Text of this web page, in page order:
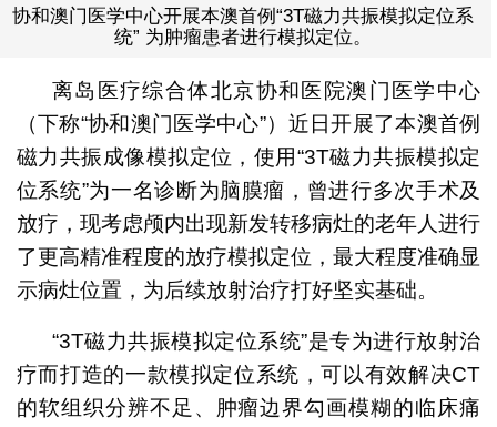
协和澳门医学中心开展本澳首例“3T磁力共振模拟定位系
统” 为肿瘤患者进行模拟定位。
离岛医疗综合体北京协和医院澳门医学中心
（下称“协和澳门医学中心”）近日开展了本澳首例
磁力共振成像模拟定位，使用“3T磁力共振模拟定
位系统”为一名诊断为脑膜瘤，曾进行多次手术及
放疗，现考虑颅内出现新发转移病灶的老年人进行
了更高精准程度的放疗模拟定位，最大程度准确显
示病灶位置，为后续放射治疗打好坚实基础。
“3T磁力共振模拟定位系统”是专为进行放射治
疗而打造的一款模拟定位系统，可以有效解决CT
的软组织分辨不足、肿瘤边界勾画模糊的临床痛